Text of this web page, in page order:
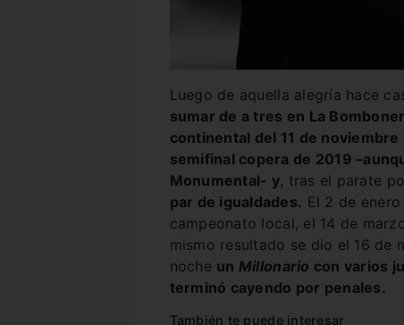
Luego de aquella alegría hace
sumar de a tres en La
continental del 11 de
semifinal copera de 2019
Monumental- y, tras el parate
par de igualdades. El 2 de
campeonato local, el 14 de
mismo resultado se dio el 16 de
noche un Millonario con varios
terminó cayendo por penales.
También te puede interesar